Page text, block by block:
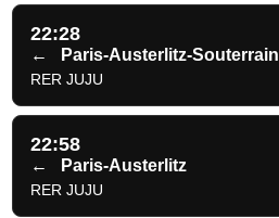
22:28
← Paris-Austerlitz-Souterrain
RER JUJU
22:58
← Paris-Austerlitz
RER JUJU